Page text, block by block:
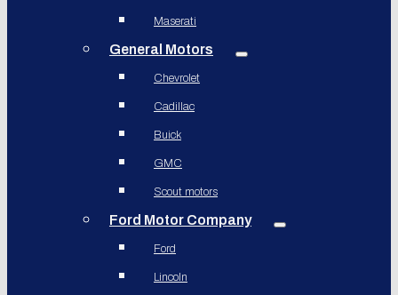
Maserati
General Motors
Chevrolet
Cadillac
Buick
GMC
Scout motors
Ford Motor Company
Ford
Lincoln